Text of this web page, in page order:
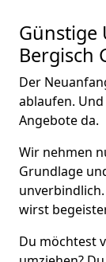
Günstige
Bergisch
Der
ablaufen.
Angebote da.
Wir nehmen
Grundlage
wirst
Du möchtest